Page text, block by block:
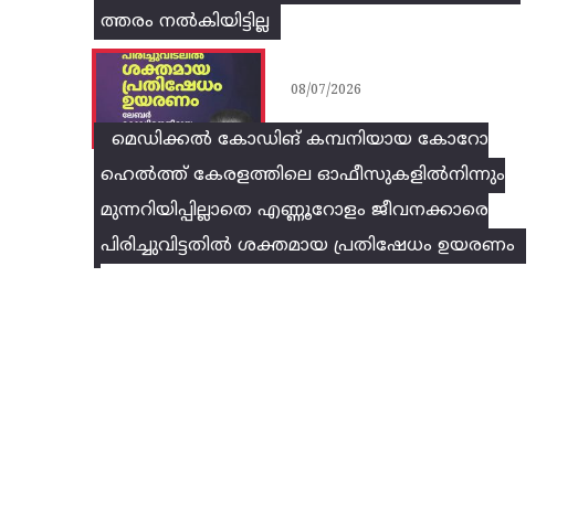
ത്തരം നൽകിയിട്ടില്ല
മെഡിക്കൽ കോഡിങ് കമ്പനിയായ കോറോ
ഹെൽത്ത് കേരളത്തിലെ ഓഫീസുകളിൽനിന്നും
മുന്നറിയിപ്പില്ലാതെ എണ്ണൂറോളം ജീവനക്കാരെ
പിരിച്ചുവിട്ടതിൽ‌ ശക്തമായ പ്രതിഷേധം ഉയരണം
08/07/2026